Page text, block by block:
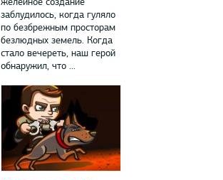
заблудилось, когда гуляло
по безбрежным просторам
безлюдных земель. Когда
стало вечереть, наш герой
обнаружил, что ...